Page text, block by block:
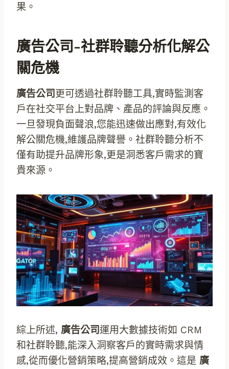
果。
廣告公司-社群聆聽分析化解公
關危機
廣告公司更可透過社群聆聽工具,實時監測客
戶在社交平台上對品牌、產品的評論與反應。
一旦發現負面聲浪,您能迅速做出應對,有效化
解公關危機,維護品牌聲譽。社群聆聽分析不
僅有助提升品牌形象,更是洞悉客戶需求的寶
貴來源。
綜上所述, 廣告公司運用大數據技術如 CRM
和社群聆聽,能深入洞察客戶的實時需求與情
感,從而優化營銷策略,提高營銷成效。這是 廣